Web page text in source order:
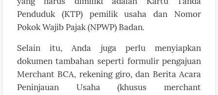
Penduduk (KTP) pemilik usaha dan Nomor
Pokok Wajib Pajak (NPWP) Badan.
Selain itu, Anda juga perlu menyiapkan
dokumen tambahan seperti formulir pengajuan
Merchant BCA, rekening giro, dan Berita Acara
Peninjauan Usaha (khusus merchant